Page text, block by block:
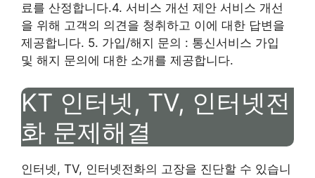
료를 산정합니다.4. 서비스 개선 제안 서비스 개선
을 위해 고객의 의견을 청취하고 이에 대한 답변을
제공합니다. 5. 가입/해지 문의 : 통신서비스 가입
및 해지 문의에 대한 소개를 제공합니다.
KT 인터넷, TV, 인터넷전
화 문제해결
인터넷, TV, 인터넷전화의 고장을 진단할 수 있습니